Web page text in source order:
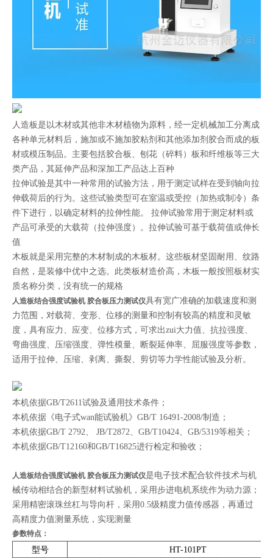
人造板是以木材或其他非木材植物为原料，经一定机械加工分离成
各种单元材料后，施加或不施加胶粘剂和其他添加剂胶合而成的板
材或模压制品。主要包括胶合板、刨花（碎料）板和纤维板等三大
类产品，其延伸产品和深加工产品达上百种
拉伸试验是其中一种常用的试验方法，用于测定试样在受到轴向拉
伸载荷后的行为。这些试验类型可在室温或受控（加热或制冷）条
件下进行，以确定材料的拉伸性能。 拉伸试验常用于测定材料或
产品可承受的大载荷（拉伸强度）。拉伸试验可基于载荷值或伸长
值
木板就是采用完整的木材制成的木板材。这些板材坚固耐用、纹路
自然，是装修中优中之选。此类板材造价高，木板一般按照板材实
质名称分类，没有统一的规格
人造板结合强度试验机 胶合板压力测试仪具有宽广准确的加载速度和测
力范围，对载荷、变形、位移的测量和控制有较高的精度和灵敏
度，具有应力、应变、位移方式，可求出zui大力值、抗拉强度、
弯曲强度、压缩强度、弹性模量、断裂延伸率、屈服强度等参数，
适用于拉伸、压缩、剥离、撕裂、剪切等力学性能试验及分析。
本机依据GB/T2611试验及通用技术条件；
本机依据《电子式wan能试验机》GB/T 16491-2008/制造；
本机依据GB/T 2792、 JB/T2872、GB/T10424、GB/5319等相关；
本机依据GB/T12160和GB/T16825进行检定和验收；
人造板结合强度试验机 胶合板压力测试仪是电子技术配合软件技术与机
械传动相结合的新型材料试验机，采用步进电机系统作为动力源；
采用精密滚珠丝杠与导向杆，采用0.5级精度力值传感器，再通过
高精度力值测量系统，实现测量
参数特点：
型号
HT-101PT